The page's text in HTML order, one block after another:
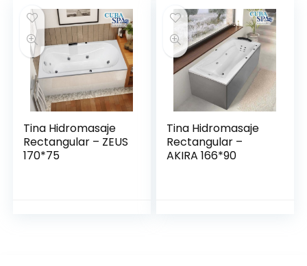
Tina Hidromasaje
Rectangular – ZEUS
170*75
Tina Hidromasaje
Rectangular –
AKIRA 166*90